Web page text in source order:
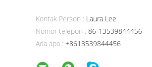
Kontak Person : Laura Lee
Nomor telepon : 86-13539844456
Ada apa : +8613539844456